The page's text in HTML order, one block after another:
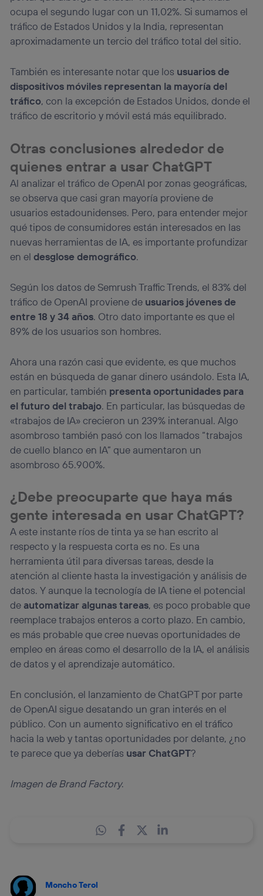
ocupa el segundo lugar con un 11,02%. Si sumamos el
tráfico de Estados Unidos y la India, representan
aproximadamente un tercio del tráfico total del sitio.
También es interesante notar que los usuarios de
dispositivos móviles representan la mayoría del
tráfico, con la excepción de Estados Unidos, donde el
tráfico de escritorio y móvil está más equilibrado.
Otras conclusiones alrededor de
quienes entrar a usar ChatGPT
Al analizar el tráfico de OpenAI por zonas geográficas,
se observa que casi gran mayoría proviene de
usuarios estadounidenses. Pero, para entender mejor
qué tipos de consumidores están interesados en las
nuevas herramientas de IA, es importante profundizar
en eldesglose demográfico.
Según los datos de Semrush Traffic Trends, el 83% del
tráfico de OpenAI proviene de usuarios jóvenes de
entre 18 y 34 años. Otro dato importante es que el
89% de los usuarios son hombres.
Ahora una razón casi que evidente, es que muchos
están en búsqueda de ganar dinero usándolo. Esta IA,
en particular, también presenta oportunidades para
el futuro del trabajo. En particular, las búsquedas de
«trabajos de IA» crecieron un 239% interanual. Algo
asombroso también pasó con los llamados “trabajos
de cuello blanco en IA” que aumentaron un
asombroso 65.900%.
¿Debe preocuparte que haya más
gente interesada en usar ChatGPT?
A este instante ríos de tinta ya se han escrito al
respecto y la respuesta corta es no. Es una
herramienta útil para diversas tareas, desde la
atención al cliente hasta la investigación y análisis de
datos. Y aunque la tecnología de IA tiene el potencial
de automatizar algunas tareas, es poco probable que
reemplace trabajos enteros a corto plazo. En cambio,
es más probable que cree nuevas oportunidades de
empleo en áreas como el desarrollo de la IA, el análisis
de datos y el aprendizaje automático.
En conclusión, el lanzamiento de ChatGPT por parte
de OpenAI sigue desatando un gran interés en el
público. Con un aumento significativo en el tráfico
hacia la web y tantas oportunidades por delante, ¿no
te parece que ya deberías usar ChatGPT?
Imagen de Brand Factory.
Moncho Terol